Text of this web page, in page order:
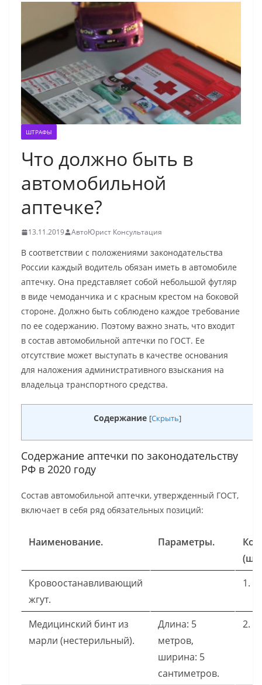
ШТРАФЫ
Что должно быть в
автомобильной
аптечке?
13.11.2019 АвтоЮрист Консультация
В соответствии с положениями законодательства
России каждый водитель обязан иметь в автомобиле
аптечку. Она представляет собой небольшой футляр
в виде чемоданчика и с красным крестом на боковой
стороне. Должно быть соблюдено каждое требование
по ее содержанию. Поэтому важно знать, что входит
в состав автомобильной аптечки по ГОСТ. Ее
отсутствие может выступать в качестве основания
для наложения административного взыскания на
владельца транспортного средства.
Содержание [Скрыть]
Содержание аптечки по законодательству
РФ в 2020 году
Состав автомобильной аптечки, утвержденный ГОСТ,
включает в себя ряд обязательных позиций:
Наименование. Параметры.
Кровоостанавливающий
жгут.
1.
Медицинский бинт из
марли (нестерильный).
Длина: 5
метров,
ширина: 5
сантиметров.
2.